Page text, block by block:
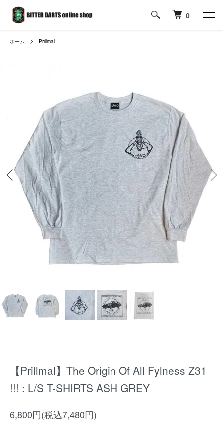
0
ホーム Prillmal
【Prillmal】The Origin Of All Fylness Z31
!!! : L/S T-SHIRTS ASH GREY
6,800円(税込7,480円)